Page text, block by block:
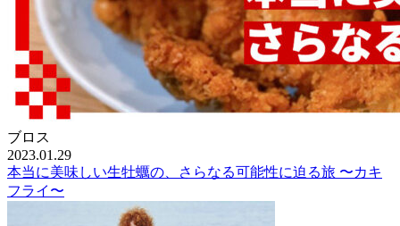
ブロス
2023.01.29
本当に美味しい生牡蠣の、さらなる可能性に迫る旅 〜カキ
フライ〜